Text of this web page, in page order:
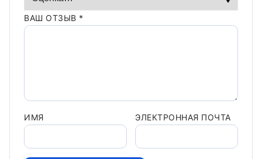
ВАШ ОТЗЫВ *
ИМЯ ЭЛЕКТРОННАЯ ПОЧТА